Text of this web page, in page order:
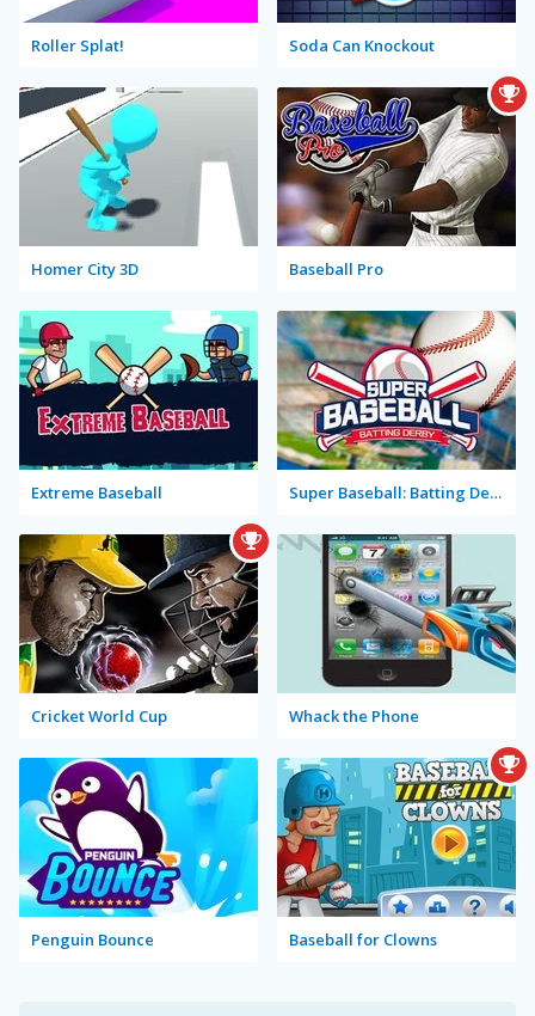
Roller Splat! Soda Can Knockout
Homer City 3D Baseball Pro
Extreme Baseball Super Baseball: Batting Derby
Cricket World Cup Whack the Phone
Penguin Bounce Baseball for Clowns